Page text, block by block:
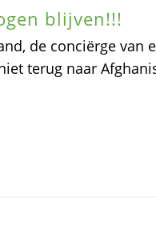
blijven!!!
de conciërge van
terug naar